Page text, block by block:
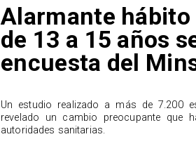
Alarmante hábito
de 13 a 15 años
encuesta del
Un estudio realizado a más de 7.200
revelado un cambio preocupante que
autoridades sanitarias.